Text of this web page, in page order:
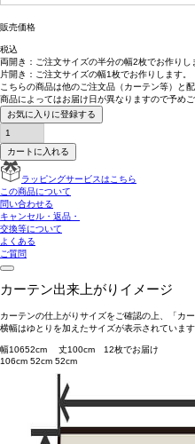
販売価格
税込
両開き： ご注文サイズの半分の幅2枚でお作りし
片開き： ご注文サイズの幅1枚でお作りします。
こちらの商品は他のご注文品（カーテン等）と
商品によってはお届け日が異なりますので予め
お気に入りに登録する
カートに入れる
ラッピングサービスはこちら
この商品について
問い合わせる
キャンセル・返品・
交換等について
よくある
ご質問
カーテン出来上がりイメージ
カーテンの仕上がりサイズをご確認の上、「カ
横幅はゆとりを加えたサイズが表示されています
幅10652cm 丈100cm 12枚でお届け
106cm 52cm 52cm